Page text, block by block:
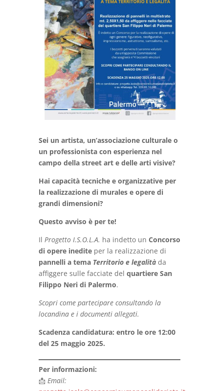
Sei un artista, un’associazione culturale o
un professionista con esperienza nel
campo della street art e delle arti visive?
Hai capacità tecniche e organizzative per
la realizzazione di murales e opere di
grandi dimensioni?
Questo avviso è per te!
Il Progetto I.S.O.L.A. ha indetto un Concorso
di opere inediteper la realizzazione di
pannelli a tema Territorio e legalitàda
affiggere sulle facciate del quartiere San
Filippo Neri di Palermo.
Scopri come partecipare consultando la
locandina e i documenti allegati.
Scadenza candidatura: entro le ore 12:00
del 25 maggio 2025.
Per informazioni:
📩 Email: